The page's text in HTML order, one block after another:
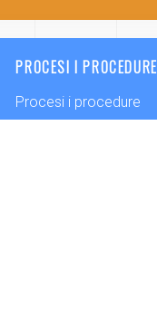
PROCESI I PROCEDURE
Procesi i procedure